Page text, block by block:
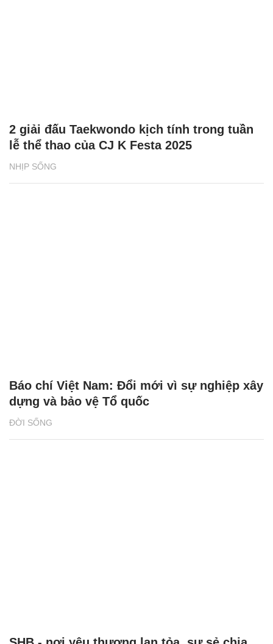
NHỊP SỐNG
2 giải đấu Taekwondo kịch tính trong tuần
lễ thể thao của CJ K Festa 2025
ĐỜI SỐNG
Báo chí Việt Nam: Đổi mới vì sự nghiệp xây
dựng và bảo vệ Tổ quốc